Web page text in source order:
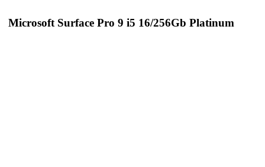
Microsoft Surface Pro 9 i5 16/256Gb Platinum